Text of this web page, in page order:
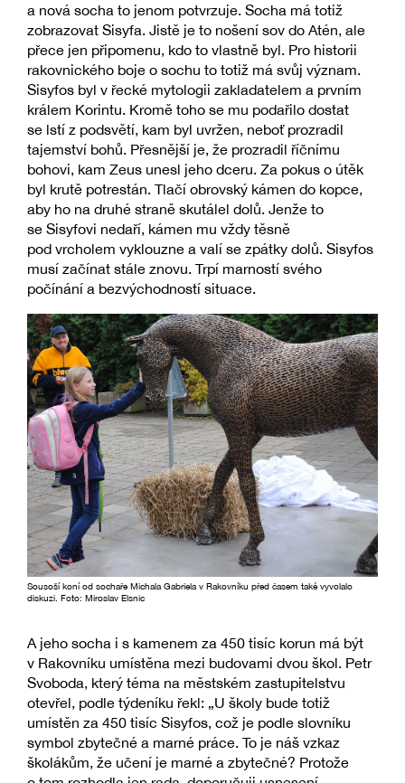
a nová socha to jenom potvrzuje. Socha má totiž
zobrazovat Sisyfa. Jistě je to nošení sov do Atén, ale
přece jen připomenu, kdo to vlastně byl. Pro historii
rakovnického boje o sochu to totiž má svůj význam.
Sisyfos byl v řecké mytologii zakladatelem a prvním
králem Korintu. Kromě toho se mu podařilo dostat
se lstí z podsvětí, kam byl uvržen, neboť prozradil
tajemství bohů. Přesnější je, že prozradil říčnímu
bohovi, kam Zeus unesl jeho dceru. Za pokus o útěk
byl krutě potrestán. Tlačí obrovský kámen do kopce,
aby ho na druhé straně skutálel dolů. Jenže to
se Sisyfovi nedaří, kámen mu vždy těsně
pod vrcholem vyklouzne a valí se zpátky dolů. Sisyfos
musí začínat stále znovu. Trpí marností svého
počínání a bezvýchodností situace.
Sousoší koní od sochaře Michala Gabriela v Rakovníku před časem také vyvolalo
diskuzi. Foto: Miroslav Elsnic
A jeho socha i s kamenem za 450 tisíc korun má být
v Rakovníku umístěna mezi budovami dvou škol. Petr
Svoboda, který téma na městském zastupitelstvu
otevřel, podle týdeníku řekl: „U školy bude totiž
umístěn za 450 tisíc Sisyfos, což je podle slovníku
symbol zbytečné a marné práce. To je náš vzkaz
školákům, že učení je marné a zbytečné? Protože